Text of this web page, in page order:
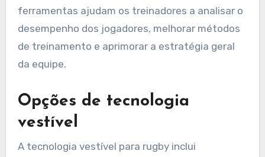
ferramentas ajudam os treinadores a analisar o
desempenho dos jogadores, melhorar métodos
de treinamento e aprimorar a estratégia geral
da equipe.
Opções de tecnologia
vestível
A tecnologia vestível para rugby inclui